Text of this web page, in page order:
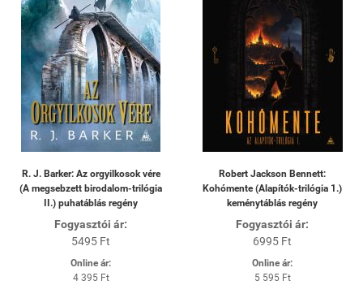
R. J. Barker: Az orgyilkosok vére
(A megsebzett birodalom-trilógia
II.) puhatáblás regény
Fogyasztói ár:
5495 Ft
Online ár:
4 395 Ft
Robert Jackson Bennett:
Kohómente (Alapítók-trilógia 1.)
keménytáblás regény
Fogyasztói ár:
6995 Ft
Online ár:
5 595 Ft